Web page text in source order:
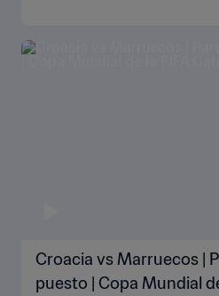
Croacia vs Marruecos |
puesto | Copa Mundial